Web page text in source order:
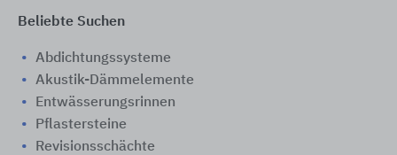
Beliebte Suchen
Abdichtungssysteme
Akustik-Dämmelemente
Entwässerungsrinnen
Pflastersteine
Revisionsschächte